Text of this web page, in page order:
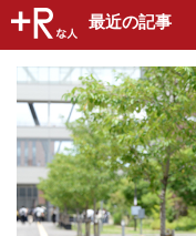
最近の記事